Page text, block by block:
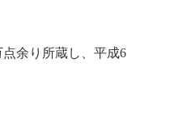
余り所蔵し、平成6